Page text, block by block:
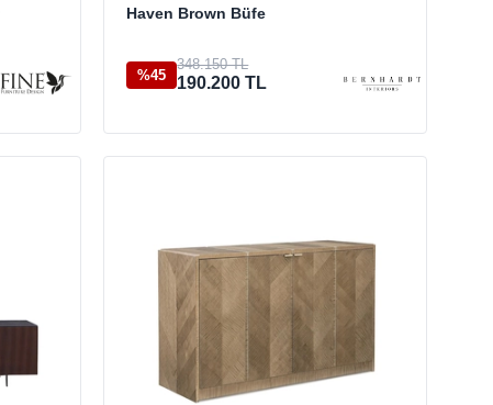
Haven Brown Büfe
%45
348.150 TL
190.200 TL